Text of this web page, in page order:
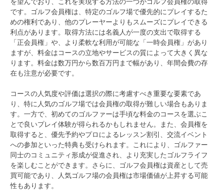
です。ゴルフ会員権は、特定のゴルフ場で優先的にプレイするた
めの権利であり、他のプレーヤーよりもスムーズにプレイできる
利点があります。取得方法には名義人が一度の支出で取得する
「正会員権」や、より柔軟な利用が可能な「一時会員権」があり
ますが、料金はコースの立地やサービスの質によって大きく異な
ります。料金は数万円から数百万円まで幅があり、年間会費の存
在も注意が必要です。
コースの人気度や評価は選択の際に考慮すべき重要な要素であ
り、特に人気のゴルフ場では会員権の取得が難しい場合もありま
す。一方で、初めてのゴルファーは手頃な料金のコースを選ぶこ
とで良いプレイ体験が得られるかもしれません。また、会員権を
取得すると、優先予約やプロによるレッスン割引、交流イベント
への参加といった特典も受けられます。これにより、ゴルファー
同士のコミュニティ形成が促進され、より充実したゴルフライフ
を楽しむことができます。さらに、ゴルフ会員権は資産として売
買可能であり、人気ゴルフ場の会員権は市場価値が上昇する可能
性もあります。